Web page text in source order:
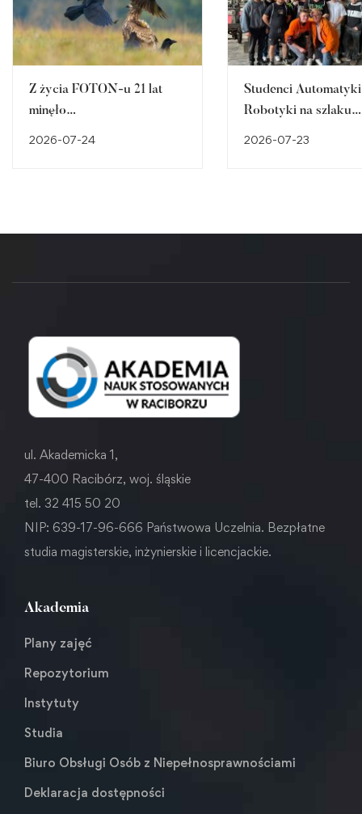
Z życia FOTON-u 21 lat
minęło…
2026-07-24
Studenci
Robotyki na szlaku
2026-07-23
ul. Akademicka 1,
47-400 Racibórz, woj. śląskie
tel. 32 415 50 20
NIP: 639-17-96-666 Państwowa Uczelnia. Bezpłatne
studia magisterskie, inżynierskie i licencjackie.
Akademia
Plany zajęć
Repozytorium
Instytuty
Studia
Biuro Obsługi Osób z Niepełnosprawnościami
Deklaracja dostępności